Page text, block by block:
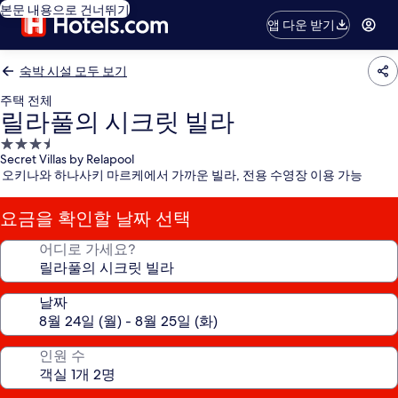
본문 내용으로 건너뛰기
앱 다운 받기
숙박 시설 모두 보기
주택 전체
릴라풀의 시크릿 빌라
3.5
성
급
숙
박
시
Secret Villas by Relapool
오키나와 하나사키 마르케에서 가까운 빌라, 전용 수영장 이용 가능
요금을 확인할 날짜 선택
어디로 가세요?
날짜
인원 수